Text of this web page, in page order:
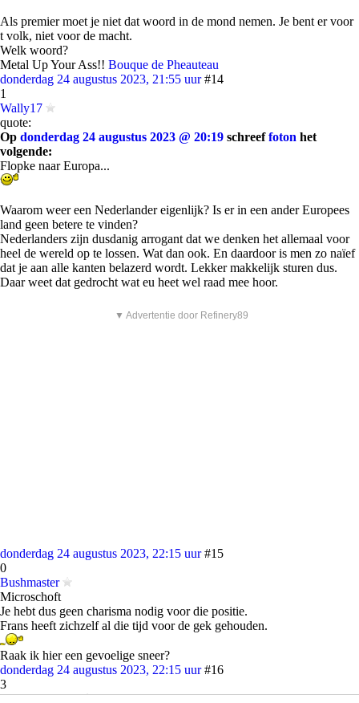
Als premier moet je niet dat woord in de mond nemen. Je bent er voor
t volk, niet voor de macht.
Welk woord?
Metal Up Your Ass!! Bouque de Pheauteau
donderdag 24 augustus 2023, 21:55 uur #14
1
Wally17
quote:
Op donderdag 24 augustus 2023 @ 20:19 schreeffoton het
volgende:
Flopke naar Europa...
Waarom weer een Nederlander eigenlijk? Is er in een ander Europees
land geen betere te vinden?
Nederlanders zijn dusdanig arrogant dat we denken het allemaal voor
heel de wereld op te lossen. Wat dan ook. En daardoor is men zo naïef
dat je aan alle kanten belazerd wordt. Lekker makkelijk sturen dus.
Daar weet dat gedrocht wat eu heet wel raad mee hoor.
▼ Advertentie door Refinery89
donderdag 24 augustus 2023, 22:15 uur #15
0
Bushmaster
Microschoft
Je hebt dus geen charisma nodig voor die positie.
Frans heeft zichzelf al die tijd voor de gek gehouden.
Raak ik hier een gevoelige sneer?
donderdag 24 augustus 2023, 22:15 uur #16
3
Het_Liegebeest